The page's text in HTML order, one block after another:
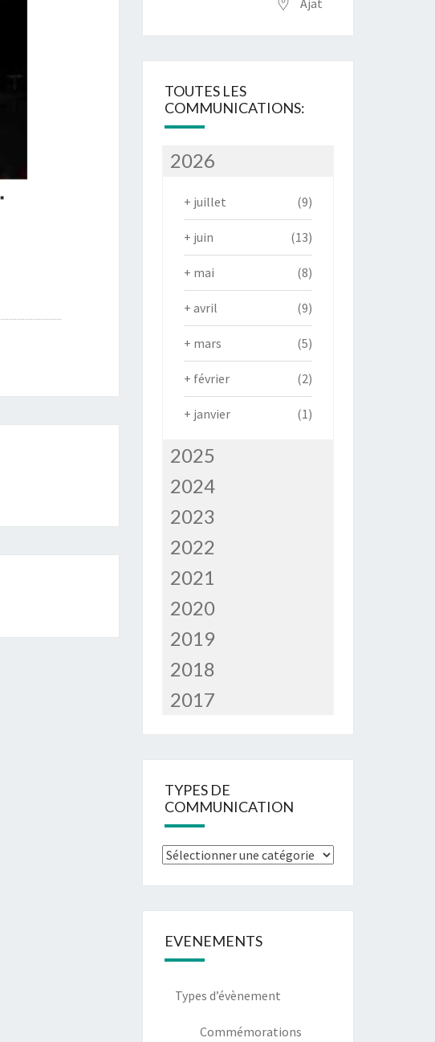
Ajat
TOUTES LES
COMMUNICATIONS:
2026
+ juillet (9)
+ juin (13)
+ mai (8)
+ avril (9)
+ mars (5)
+ février (2)
+ janvier (1)
2025
2024
2023
2022
2021
2020
2019
2018
2017
TYPES DE
COMMUNICATION
EVENEMENTS
Types d’évènement
Commémorations